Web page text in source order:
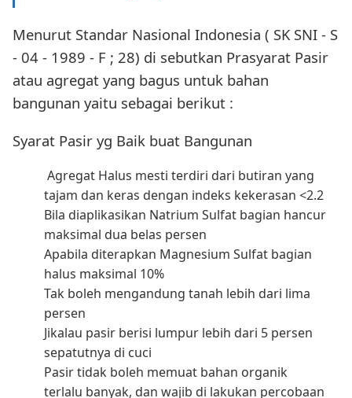
Menurut Standar Nasional Indonesia ( SK SNI - S
- 04 - 1989 - F ; 28) di sebutkan Prasyarat Pasir
atau agregat yang bagus untuk bahan
bangunan yaitu sebagai berikut :
Syarat Pasir yg Baik buat Bangunan
Agregat Halus mesti terdiri dari butiran yang
tajam dan keras dengan indeks kekerasan <2.2
Bila diaplikasikan Natrium Sulfat bagian hancur
maksimal dua belas persen
Apabila diterapkan Magnesium Sulfat bagian
halus maksimal 10%
Tak boleh mengandung tanah lebih dari lima
persen
Jikalau pasir berisi lumpur lebih dari 5 persen
sepatutnya di cuci
Pasir tidak boleh memuat bahan organik
terlalu banyak, dan wajib di lakukan percobaan